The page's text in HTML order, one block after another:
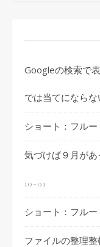
Googleの検索で
では当てにならな
ショート：フル
気づけば９月が
10-01
ショート：フル
ファイルの整理整